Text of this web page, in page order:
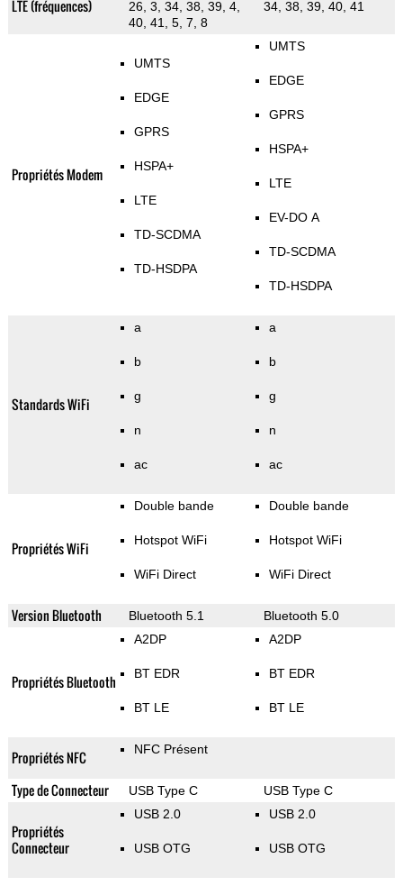
LTE (fréquences)
26, 3, 34, 38, 39, 4,
40, 41, 5, 7, 8
34, 38, 39, 40, 41
Propriétés Modem
UMTS
EDGE
GPRS
HSPA+
LTE
TD-SCDMA
TD-HSDPA
UMTS
EDGE
GPRS
HSPA+
LTE
EV-DO A
TD-SCDMA
TD-HSDPA
Standards WiFi
a
b
g
n
ac
a
b
g
n
ac
Propriétés WiFi
Double bande
Hotspot WiFi
WiFi Direct
Double bande
Hotspot WiFi
WiFi Direct
Version Bluetooth Bluetooth 5.1 Bluetooth 5.0
Propriétés Bluetooth
A2DP
BT EDR
BT LE
A2DP
BT EDR
BT LE
Propriétés NFC NFC Présent
Type de Connecteur USB Type C USB Type C
Propriétés
Connecteur
USB 2.0
USB OTG
USB 2.0
USB OTG